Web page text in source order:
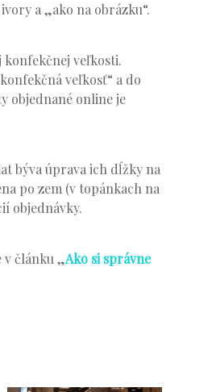
a „ako na obrázku“.
konfekčnej veľkosti.
veľkosť“ a do
objednané online je
býva úprava ich dĺžky na
po zem (v topánkach na
objednávky.
v článku „Ako si správne